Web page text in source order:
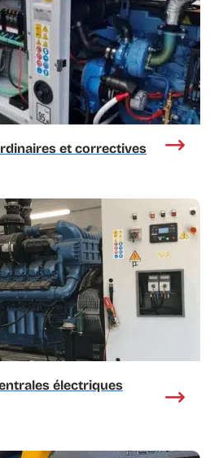
et correctives
électriques